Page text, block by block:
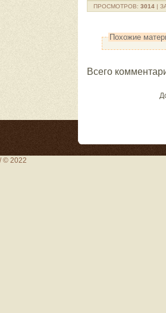
ПРОСМОТРОВ: 3014 |
Похожие
Всего
/ © 2022